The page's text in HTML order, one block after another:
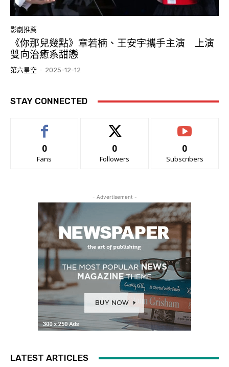
影劇推薦
《你那兒幾點》章若楠、王安宇攜手主演 上演
雙向治癒系甜戀
第六星空 - 2025-12-12
STAY CONNECTED
0
Fans
0
Followers
0
Subscribers
- Advertisement -
LATEST ARTICLES